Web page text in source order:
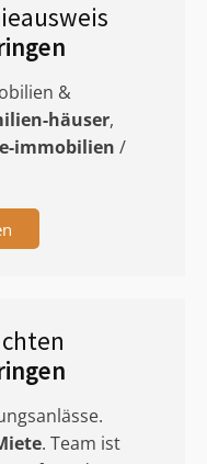
&
häuser,
immobilien /
. Team ist